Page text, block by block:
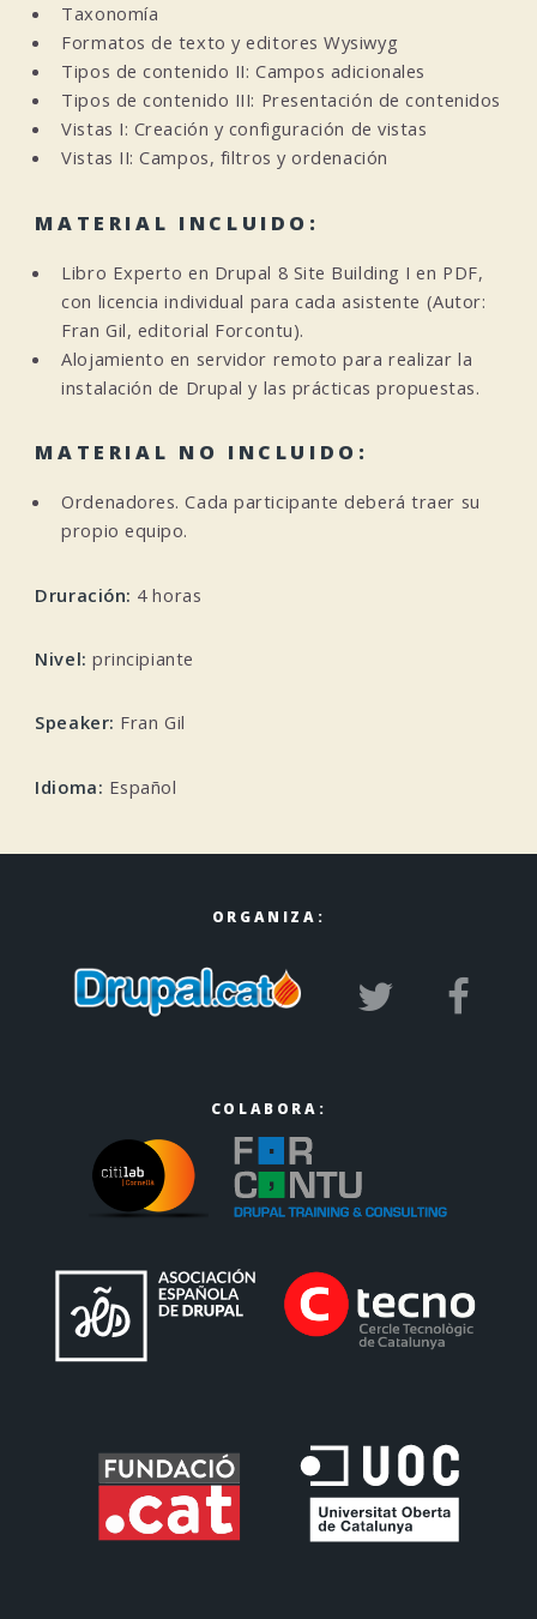
Taxonomía
Formatos de texto y editores Wysiwyg
Tipos de contenido II: Campos adicionales
Tipos de contenido III: Presentación de contenidos
Vistas I: Creación y configuración de vistas
Vistas II: Campos, filtros y ordenación
MATERIAL INCLUIDO:
Libro Experto en Drupal 8 Site Building I en PDF,
con licencia individual para cada asistente (Autor:
Fran Gil, editorial Forcontu).
Alojamiento en servidor remoto para realizar la
instalación de Drupal y las prácticas propuestas.
MATERIAL NO INCLUIDO:
Ordenadores. Cada participante deberá traer su
propio equipo.
Druración: 4 horas
Nivel: principiante
Speaker: Fran Gil
Idioma: Español
ORGANIZA:
COLABORA: